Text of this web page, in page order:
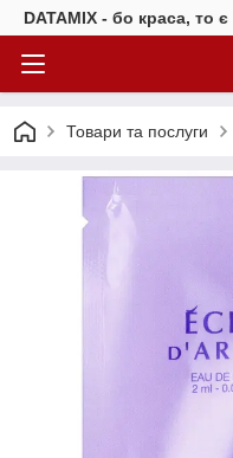
DATAMIX - бо краcа, то
Товари та послуги